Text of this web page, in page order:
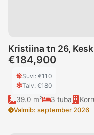
Kristiina tn 26,
€184,900
Suvi: €110
Talv: €180
39.0 m² 3 tuba
Valmib: september 2026